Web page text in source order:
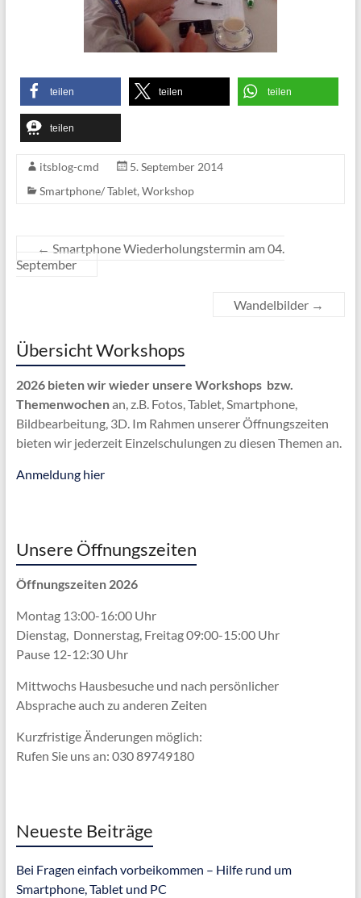
teilen teilen teilen
teilen
itsblog-cmd
5. September 2014
Smartphone/ Tablet, Workshop
← Smartphone Wiederholungstermin am 04.
September
Wandelbilder →
Übersicht Workshops
2026 bieten wir wieder unsere Workshops bzw.
Themenwochenan, z.B. Fotos, Tablet, Smartphone,
Bildbearbeitung, 3D. Im Rahmen unserer Öffnungszeiten
bieten wir jederzeit Einzelschulungen zu diesen Themen an.
Anmeldung hier
Unsere Öffnungszeiten
Öffnungszeiten 2026
Montag 13:00-16:00 Uhr
Dienstag, Donnerstag, Freitag 09:00-15:00 Uhr
Pause 12-12:30 Uhr
Mittwochs Hausbesuche und nach persönlicher
Abspracheauch zu anderen Zeiten
Kurzfristige Änderungen möglich:
Rufen Sie uns an: 030 89749180
Neueste Beiträge
Bei Fragen einfach vorbeikommen – Hilfe rund um
Smartphone, Tablet und PC